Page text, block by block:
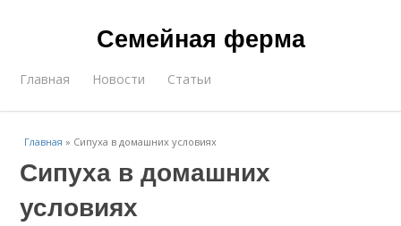
Семейная ферма
Главная Новости Статьи
Главная » Сипуха в домашних условиях
Сипуха в домашних
условиях